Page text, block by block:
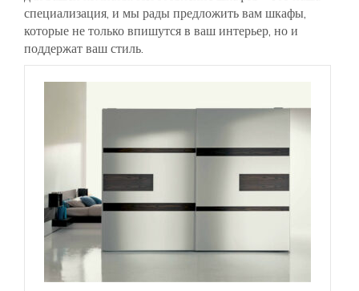
специализация, и мы рады предложить вам шкафы,
которые не только впишутся в ваш интерьер, но и
поддержат ваш стиль.